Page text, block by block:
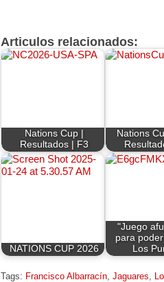
Articulos relacionados:
Nations Cup |
Resultados | F3
Nations
NATIONS CUP 2026
"Juego
para
Los
Tags: Francisco Albarracín, Jaguares,